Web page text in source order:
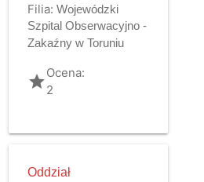
Filia: Wojewódzki
Szpital Obserwacyjno -
Zakaźny w Toruniu
gradeOcena:
2
Oddział